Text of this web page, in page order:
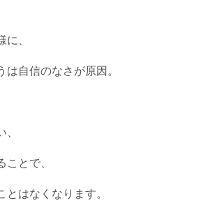
、
自信のなさが原因。
ことで、
とはなくなります。